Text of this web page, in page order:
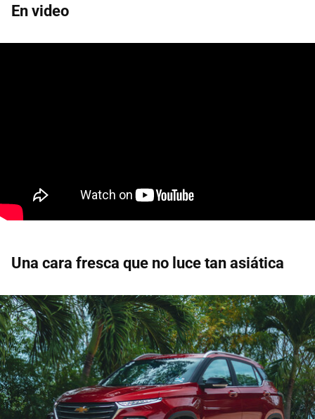
En video
Una cara fresca que no luce tan asiática